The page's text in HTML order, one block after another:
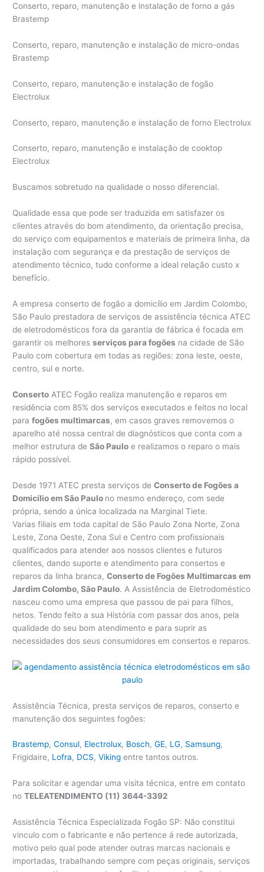
Conserto, reparo, manutenção e instalação de forno a gás
Brastemp
Conserto, reparo, manutenção e instalação de micro-ondas
Brastemp
Conserto, reparo, manutenção e instalação de fogão
Electrolux
Conserto, reparo, manutenção e instalação de forno Electrolux
Conserto, reparo, manutenção e instalação de cooktop
Electrolux
Buscamos sobretudo na qualidade o nosso diferencial.
Qualidade essa que pode ser traduzida em satisfazer os
clientes através do bom atendimento, da orientação precisa,
do serviço com equipamentos e materiais de primeira linha, da
instalação com segurança e da prestação de serviços de
atendimento técnico, tudo conforme a ideal relação custo x
benefício.
A empresa conserto de fogão a domicílio em Jardim Colombo,
São Paulo prestadora de serviços de assistência técnica ATEC
de eletrodomésticos fora da garantia de fábrica é focada em
garantir os melhoresserviços para fogões na cidade de São
Paulo com cobertura em todas as regiões: zona leste, oeste,
centro, sul e norte.
Conserto ATEC Fogão realiza manutenção e reparos em
residência com 85% dos serviços executados e feitos no local
parafogões multimarcas, em casos graves removemos o
aparelho até nossa central de diagnósticos que conta com a
melhor estrutura deSão Paulo e realizamos o reparo o mais
rápido possível.
Desde 1971 ATEC presta serviços deConserto de Fogões a
Domicílio em São Paulo no mesmo endereço, com sede
própria, sendo a única localizada na Marginal Tiete.
Varias filiais em toda capital de São Paulo Zona Norte, Zona
Leste, Zona Oeste, Zona Sul e Centro com profissionais
qualificados para atender aos nossos clientes e futuros
clientes, dando suporte e atendimento para consertos e
reparos da linha branca,Conserto de Fogões Multimarcas em
Jardim Colombo, São Paulo. A Assistência de Eletrodoméstico
nasceu como uma empresa que passou de pai para filhos,
netos. Tendo feito a sua História com passar dos anos, pela
qualidade do seu bom atendimento e para suprir as
necessidades dos seus consumidores em consertos e reparos.
Assistência Técnica, presta serviços de reparos, conserto e
manutenção dos seguintes fogões:
Brastemp,Consul, Electrolux, Bosch,GE, LG, Samsung,
Frigidaire, Lofra, DCS,Viking entre tantos outros.
Para solicitar e agendar uma visita técnica, entre em contato
noTELEATENDIMENTO (11) 3644-3392
Assistência Técnica Especializada Fogão SP: Não constitui
vinculo com o fabricante e não pertence á rede autorizada,
motivo pelo qual pode atender outras marcas nacionais e
importadas, trabalhando sempre com peças originais, serviços